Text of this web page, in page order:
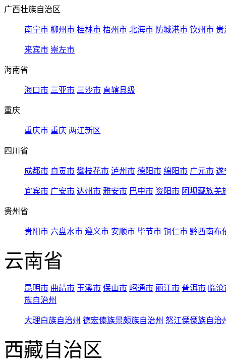
广西壮族自治区
南宁市 柳州市 桂林市 梧州市 北海市 防城港市 钦州市 贵
来宾市 崇左市
海南省
海口市 三亚市 三沙市 直辖县级
重庆
重庆市 重庆 两江新区
四川省
成都市 自贡市 攀枝花市 泸州市 德阳市 绵阳市 广元市 遂
宜宾市 广安市 达州市 雅安市 巴中市 资阳市 阿坝藏族羌
贵州省
贵阳市 六盘水市 遵义市 安顺市 毕节市 铜仁市 黔西南布
云南省
昆明市 曲靖市 玉溪市 保山市 昭通市 丽江市 普洱市 临
族自治州
大理白族自治州 德宏傣族景颇族自治州 怒江傈僳族自治
西藏自治区